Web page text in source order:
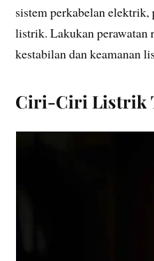
sistem perkabelan elektrik,
listrik. Lakukan perawatan
kestabilan dan keamanan
Ciri-Ciri Listrik